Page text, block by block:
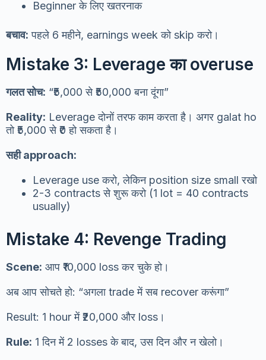
Beginner के लिए खतरनाक
बचाव: पहले 6 महीने, earnings week को skip करो।
Mistake 3: Leverage का overuse
गलत सोच: “₹5,000 से ₹50,000 बना दूंगा”
Reality: Leverage दोनों तरफ काम करता है। अगर galat ho
तो ₹5,000 से ₹0 हो सकता है।
सही approach:
Leverage use करो, लेकिन position size small रखो
2-3 contracts से शुरू करो (1 lot = 40 contracts
usually)
Mistake 4: Revenge Trading
Scene: आप ₹10,000 loss कर चुके हो।
अब आप सोचते हो: “अगला trade में सब recover करूंगा”
Result: 1 hour में ₹20,000 और loss।
Rule: 1 दिन में 2 losses के बाद, उस दिन और न खेलो।